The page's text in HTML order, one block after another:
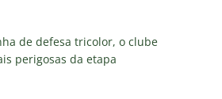
de defesa tricolor, o clube
perigosas da etapa